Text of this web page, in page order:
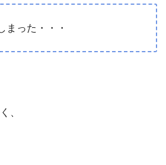
まった・・・
、